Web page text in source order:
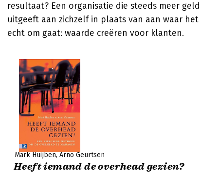
resultaat? Een organisatie die steeds meer geld
uitgeeft aan zichzelf in plaats van aan waar het
echt om gaat: waarde creëren voor klanten.
Mark Huijben Arno Geurtsen
Heeft iemand de overhead gezien?